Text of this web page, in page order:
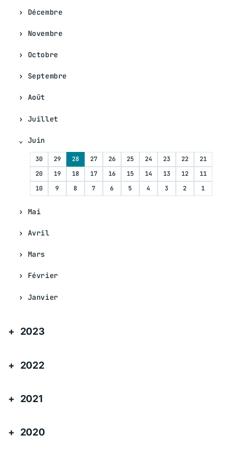
Décembre
Novembre
Octobre
Septembre
Août
Juillet
Juin
30 29 28 27 26 25 24 23 22
21
20
19 18 17 16 15 14 13 12
11
10
9 8 7 6 5 4 3 2 1
Mai
Avril
Mars
Février
Janvier
2023
2022
2021
2020